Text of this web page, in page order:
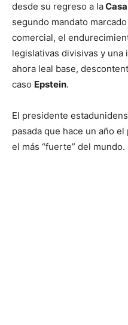
desde su regreso a la
segundo mandato
comercial, el
legislativas divisivas y una
ahora leal base,
caso Epstein.
El presidente
pasada que hace un año
el más “fuerte” del mundo.